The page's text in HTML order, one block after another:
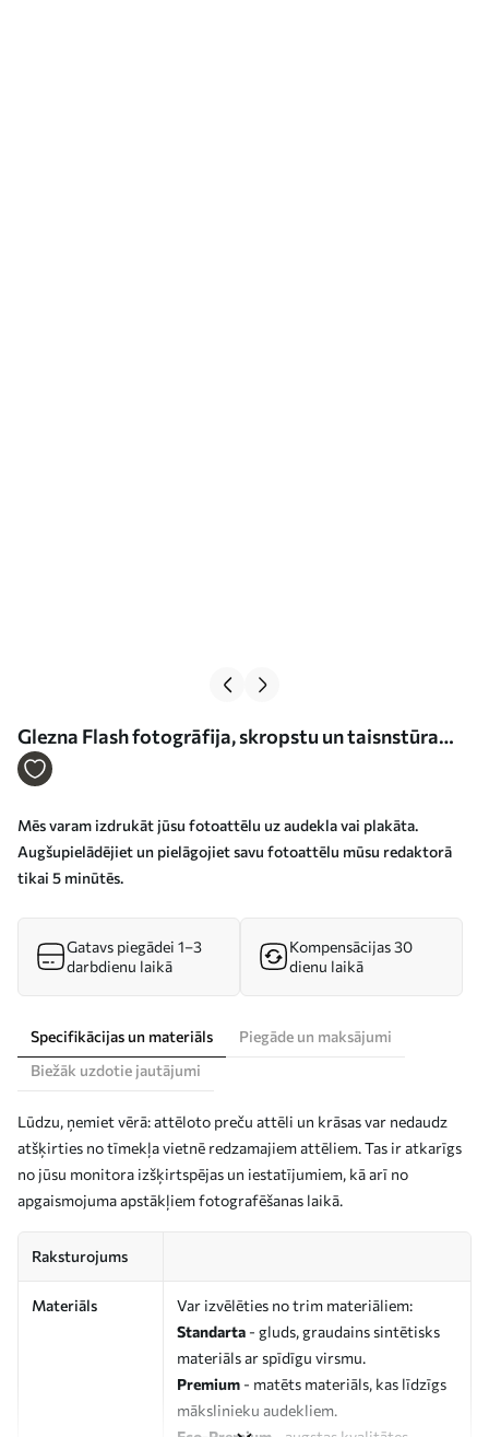
Glezna Flash fotogrāfija, skropstu un taisnstūra
skropstas Nr s33383
Mēs varam izdrukāt jūsu fotoattēlu uz audekla vai plakāta.
Augšupielādējiet un pielāgojiet savu fotoattēlu mūsu redaktorā
tikai 5 minūtēs.
Gatavs piegādei 1–3
darbdienu laikā
Kompensācijas 30
dienu laikā
Specifikācijas un materiāls
Piegāde un maksājumi
Biežāk uzdotie jautājumi
Lūdzu, ņemiet vērā: attēloto preču attēli un krāsas var nedaudz
atšķirties no tīmekļa vietnē redzamajiem attēliem. Tas ir atkarīgs
no jūsu monitora izšķirtspējas un iestatījumiem, kā arī no
apgaismojuma apstākļiem fotografēšanas laikā.
Raksturojums
Materiāls
Var izvēlēties no trim materiāliem:
Standarta - gluds, graudains sintētisks
materiāls ar spīdīgu virsmu.
Premium - matēts materiāls, kas līdzīgs
mākslinieku audekliem.